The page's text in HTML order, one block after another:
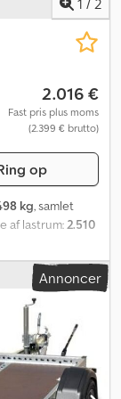
1 / 2
2.016 €
Fast pris plus moms
(2.399 € brutto)
op
kg, samlet
af lastrum:2.510
og ramme
svejset
forbedret
Lad og
Annoncer